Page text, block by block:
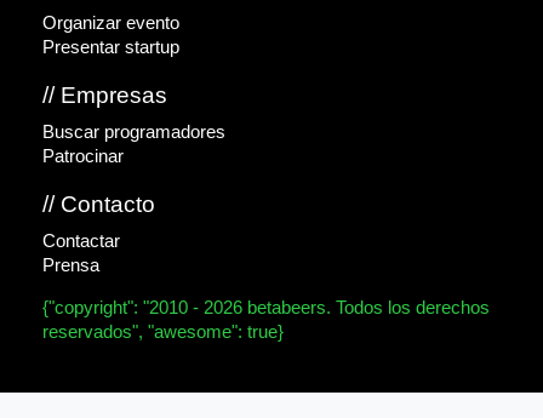
Organizar evento
Presentar startup
// Empresas
Buscar programadores
Patrocinar
// Contacto
Contactar
Prensa
{"copyright": "2010 - 2026 betabeers. Todos los derechos
reservados", "awesome": true}